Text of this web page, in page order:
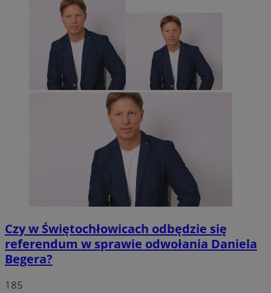
Czy w Świętochłowicach odbędzie się
referendum w sprawie odwołania Daniela
Begera?
185